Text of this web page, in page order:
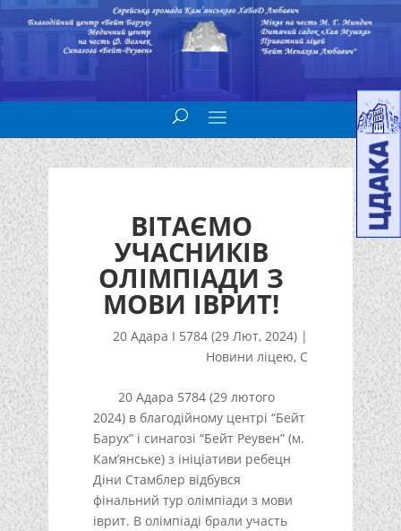
ВІТАЄМО
УЧАСНИКІВ
ОЛІМПІАДИ З
МОВИ ІВРИТ!
20 Адара I 5784 (29 Лют, 2024) |
Новини ліцею, С
20 Адара 5784 (29 лютого
2024) в благодійному центрі “Бейт
Барух” і синагозі “Бейт Реувен” (м.
Кам’янське) з ініціативи ребецн
Діни Стамблер відбувся
фінальний тур олімпіади з мови
іврит. В олімпіаді брали участь